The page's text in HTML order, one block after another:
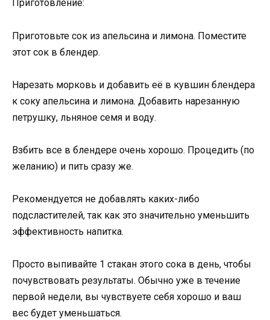
Приготовление:
Приготовьте сок из апельсина и лимона. Поместите
этот сок в блендер.
Нарезать морковь и добавить её в кувшин блендера
к соку апельсина и лимона. Добавить нарезанную
петрушку, льняное семя и воду.
Взбить все в блендере очень хорошо. Процедить (по
желанию) и пить сразу же.
Рекомендуется не добавлять каких-либо
подсластителей, так как это значительно уменьшить
эффективность напитка.
Просто выпивайте 1 стакан этого сока в день, чтобы
почувствовать результаты. Обычно уже в течение
первой недели, вы чувствуете себя хорошо и ваш
вес будет уменьшаться.